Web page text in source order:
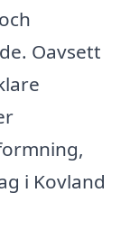
Oavsett
i Kovland